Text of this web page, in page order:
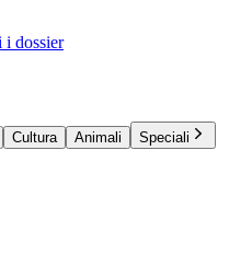
i dossier
Cultura Animali
Speciali